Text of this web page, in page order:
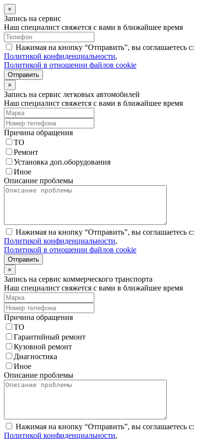
×
Запись на сервис
Наш специалист свяжется с вами в ближайшее время
Нажимая на кнопку “Отправить”, вы соглашаетесь с:
Политикой конфиденциальности,
Политикой в отношении файлов cookie
Отправить
×
Запись на сервис легковых автомобилей
Наш специалист свяжется с вами в ближайшее время
Причина обращения
ТО
Ремонт
Установка доп.оборудования
Иное
Описание проблемы
Нажимая на кнопку “Отправить”, вы соглашаетесь с:
Политикой конфиденциальности,
Политикой в отношении файлов cookie
Отправить
×
Запись на сервис коммерческого транспорта
Наш специалист свяжется с вами в ближайшее время
Причина обращения
ТО
Гарантийный ремонт
Кузовной ремонт
Диагностика
Иное
Описание проблемы
Нажимая на кнопку “Отправить”, вы соглашаетесь с:
Политикой конфиденциальности,